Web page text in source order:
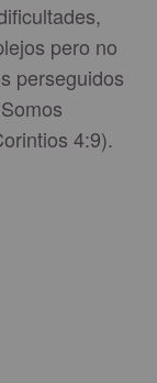
pero no
perseguidos
4:9).